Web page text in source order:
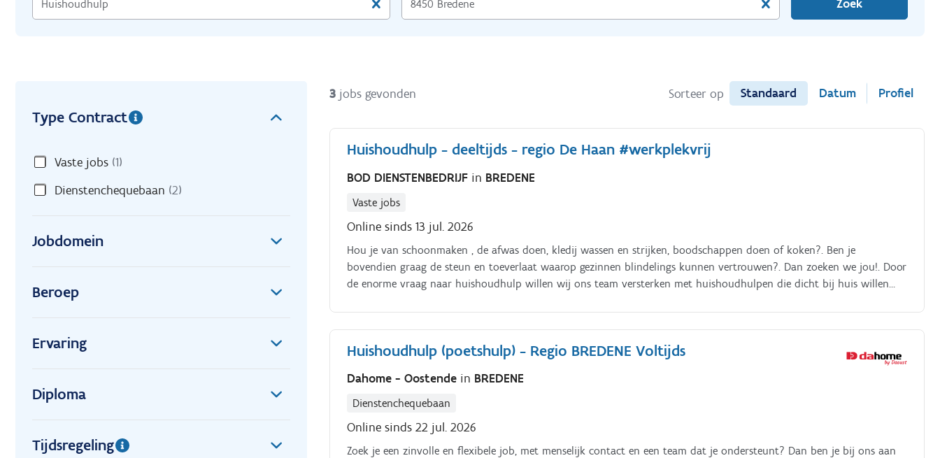
Zoek
Type Contract
Vaste jobs (1)
Dienstenchequebaan (2)
Jobdomein
Beroep
Ervaring
Diploma
Tijdsregeling
3 jobs gevonden Sorteer op Standaard Datum Profiel
Huishoudhulp - deeltijds - regio De Haan #werkplekvrij
BOD DIENSTENBEDRIJF in BREDENE
Vaste jobs
Online sinds 13 jul. 2026
Hou je van schoonmaken , de afwas doen, kledij wassen en strijken, boodschappen doen of koken?. Ben je
bovendien graag de steun en toeverlaat waarop gezinnen blindelings kunnen vertrouwen?. Dan zoeken we jou!. Door
de enorme vraag naar huishoudhulp willen wij ons team versterken met huishoudhulpen die dicht bij huis willen
Huishoudhulp (poetshulp) - Regio BREDENE Voltijds
Dahome - Oostende in BREDENE
Dienstenchequebaan
Online sinds 22 jul. 2026
Zoek je een zinvolle en flexibele job, met menselijk contact en een team dat je ondersteunt? Dan ben je bij ons aan